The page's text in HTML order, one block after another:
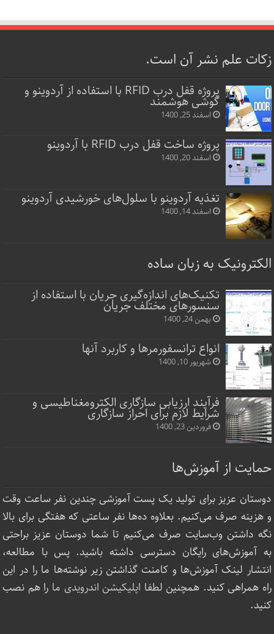
زکات علم نشر آن است.
پروژه قفل‌ درب RFID با استفاده از آردوینو و
گوشی هوشمند
اسفند 25, 1400
پروژه ساخت قفل‌ درب RFID با آردوینو
اسفند 20, 1400
تغذیه آردوینو با سلول‌های خورشیدی آردوینو
اسفند 14, 1400
الکترونیک به زبان ساده
تکنیک‌های اندازه‌گیری جریان با استفاده از
سنسورهای مختلف جریان
بهمن 24, 1400
انواع ترانسفورمرها و کاربرد آنها
شهریور 10, 1400
فرآیند ارزیابی سازگاری الکترومغناطیسی و
شرایط لازم برای احراز سازگاری
فروردین 23, 1400
حمایت از آموزش‌ها
دوستان عزیز برای تولید یک پست آموزشی چندین نفر ساعت‌ وقت
و هزینه صرف می‌کنیم. بعلاوه ده‌ها نفر ساعتی که هفتگی برای بالا
نگه داشتن وب‌سایت صرف ‌می‌کنیم تا شما دوستان عزیز براحتی
به آموزش‌های رایگان دسترسی داشته باشید. پس با مطالعه،
انتشار لینک‌ آموزش‌ها و کامنت گذاشتن زیر نوشته‌‌ها ما را در این
راه همراهی کنید. همچنین لطفا اپلیکیشن اندرویدی ما را هم نصب
کنید.